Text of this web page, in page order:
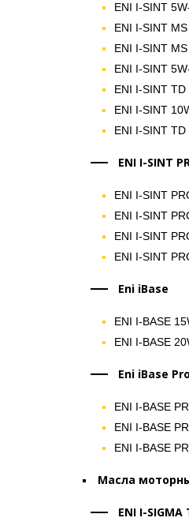
ENI I-SINT
ENI I-SINT
ENI I-SINT
ENI I-SINT
ENI I-SINT TD
ENI I-SINT
ENI I-SINT
ENI I-SINT
ENI I-SINT
ENI I-SINT
ENI I-SINT
ENI I-SINT
Eni iBase
ENI I-BASE
ENI I-BASE
Eni iBase
ENI I-BASE
ENI I-BASE
ENI I-BASE
Масла
ENI I-SIGMA